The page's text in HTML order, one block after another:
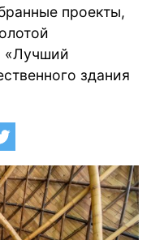
проекты,
«Лучший
здания